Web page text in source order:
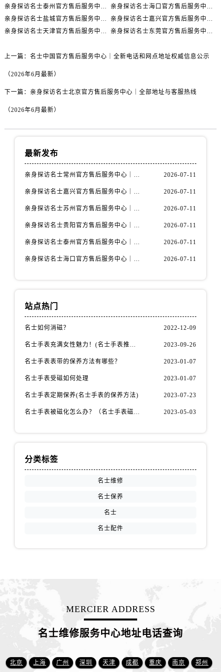
亲身探访名士泰州官方售后服务中心｜最新网点地址及热线（2026年7月最新）
亲身探访名士海口官方售后服务中心｜全部地址与售后电话（2026年7月最新）
亲身探访名士盐城官方售后服务中心｜完整地址与联系电话（2026年7月最新）
亲身探访名士嘉兴官方售后服务中心｜全新维修门店地址及电话（2026年7月最新）
亲身探访名士天津官方售后服务中心｜网点地址及售后热线（2026年7月最新）
亲身探访名士东莞官方售后服务中心｜最新电话和维修地址（2026年7月最新）
上一篇： 名士中国官方售后服务中心｜全新电话和网点地址权威信息公示
（2026年6月最新）
下一篇： 亲身探访名士北京官方售后服务中心｜全部地址与客服热线
（2026年6月最新）
最新发布
亲身探访名士常州官方售后服务中心｜全新官方服务电话与地址（2026年7月最新） 2026-07-11
亲身探访名士嘉兴官方售后服务中心｜全新地址和售后电话（2026年7月最新） 2026-07-11
亲身探访名士苏州官方售后服务中心｜服务热线与门店详细地址（2026年7月最新） 2026-07-11
亲身探访名士贵阳官方售后服务中心｜网点地址与电话（2026年7月最新） 2026-07-11
亲身探访名士泰州官方售后服务中心｜最新网点地址及热线（2026年7月最新） 2026-07-11
亲身探访名士海口官方售后服务中心｜全部地址与售后电话（2026年7月最新） 2026-07-11
站点热门
名士如何消磁？ 2022-12-09
名士手表充满女性魅力！(名士手表推荐！) 2023-09-26
名士手表表带的保养方法有哪些？ 2023-01-07
名士手表受磁如何处理 2023-01-07
名士手表定期保养(名士手表的保养方法) 2023-07-23
名士手表被磁化怎么办？（名士手表磁化处理方法） 2023-05-03
分类标签
名士维修
名士保养
名士
名士配件
MERCIER ADDRESS
名士维修服务中心地址电话查询
北京 上海 广州 深圳 天津 成都 重庆 南京 郑州